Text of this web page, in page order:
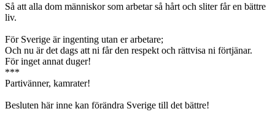
Så att alla dom människor som arbetar så hårt och sliter får en bättre
liv.
För Sverige är ingenting utan er arbetare;
Och nu är det dags att ni får den respekt och rättvisa ni förtjänar.
För inget annat duger!
***
Partivänner, kamrater!
Besluten här inne kan förändra Sverige till det bättre!